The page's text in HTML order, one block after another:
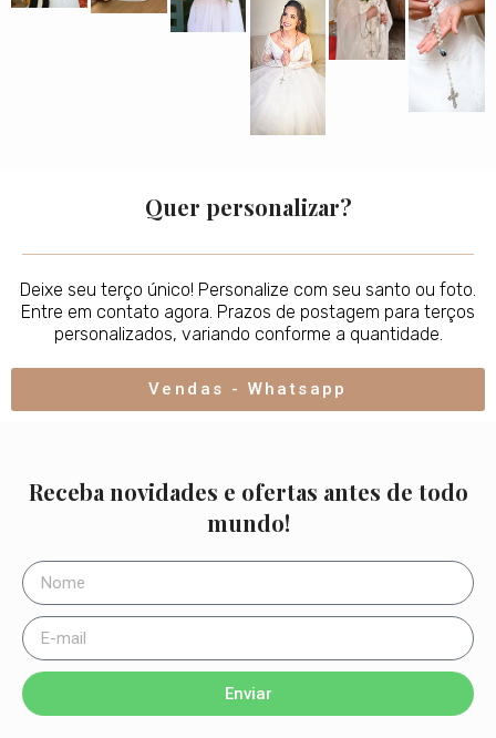
Quer personalizar?
Deixe seu terço único! Personalize com seu santo ou foto.
Entre em contato agora. Prazos de postagem para terços
personalizados, variando conforme a quantidade.
Vendas - Whatsapp
Receba novidades e ofertas antes de todo
mundo!
Enviar